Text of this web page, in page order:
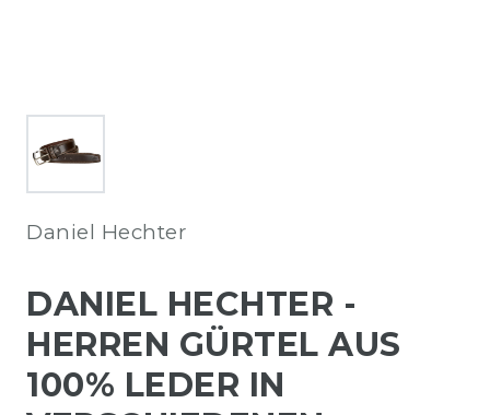
Daniel Hechter
DANIEL HECHTER -
HERREN GÜRTEL AUS
100% LEDER IN